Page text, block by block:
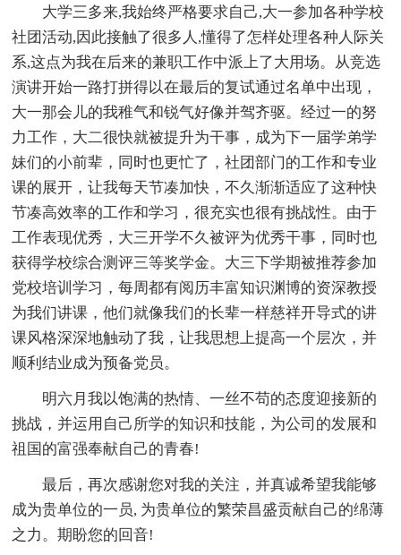
大学三多来,我始终严格要求自己,大一参加各种学校
社团活动,因此接触了很多人,懂得了怎样处理各种人际关
系,这点为我在后来的兼职工作中派上了大用场。从竞选
演讲开始一路打拼得以在最后的复试通过名单中出现，
大一那会儿的我稚气和锐气好像并驾齐驱。经过一的努
力工作，大二很快就被提升为干事，成为下一届学弟学
妹们的小前辈，同时也更忙了，社团部门的工作和专业
课的展开，让我每天节凑加快，不久渐渐适应了这种快
节凑高效率的工作和学习，很充实也很有挑战性。由于
工作表现优秀，大三开学不久被评为优秀干事，同时也
获得学校综合测评三等奖学金。大三下学期被推荐参加
党校培训学习，每周都有阅历丰富知识渊博的资深教授
为我们讲课，他们就像我们的长辈一样慈祥开导式的讲
课风格深深地触动了我，让我思想上提高一个层次，并
顺利结业成为预备党员。
明六月我以饱满的热情、一丝不苟的态度迎接新的
挑战，并运用自己所学的知识和技能，为公司的发展和
祖国的富强奉献自己的青春!
最后，再次感谢您对我的关注，并真诚希望我能够
成为贵单位的一员, 为贵单位的繁荣昌盛贡献自己的绵薄
之力。期盼您的回音!